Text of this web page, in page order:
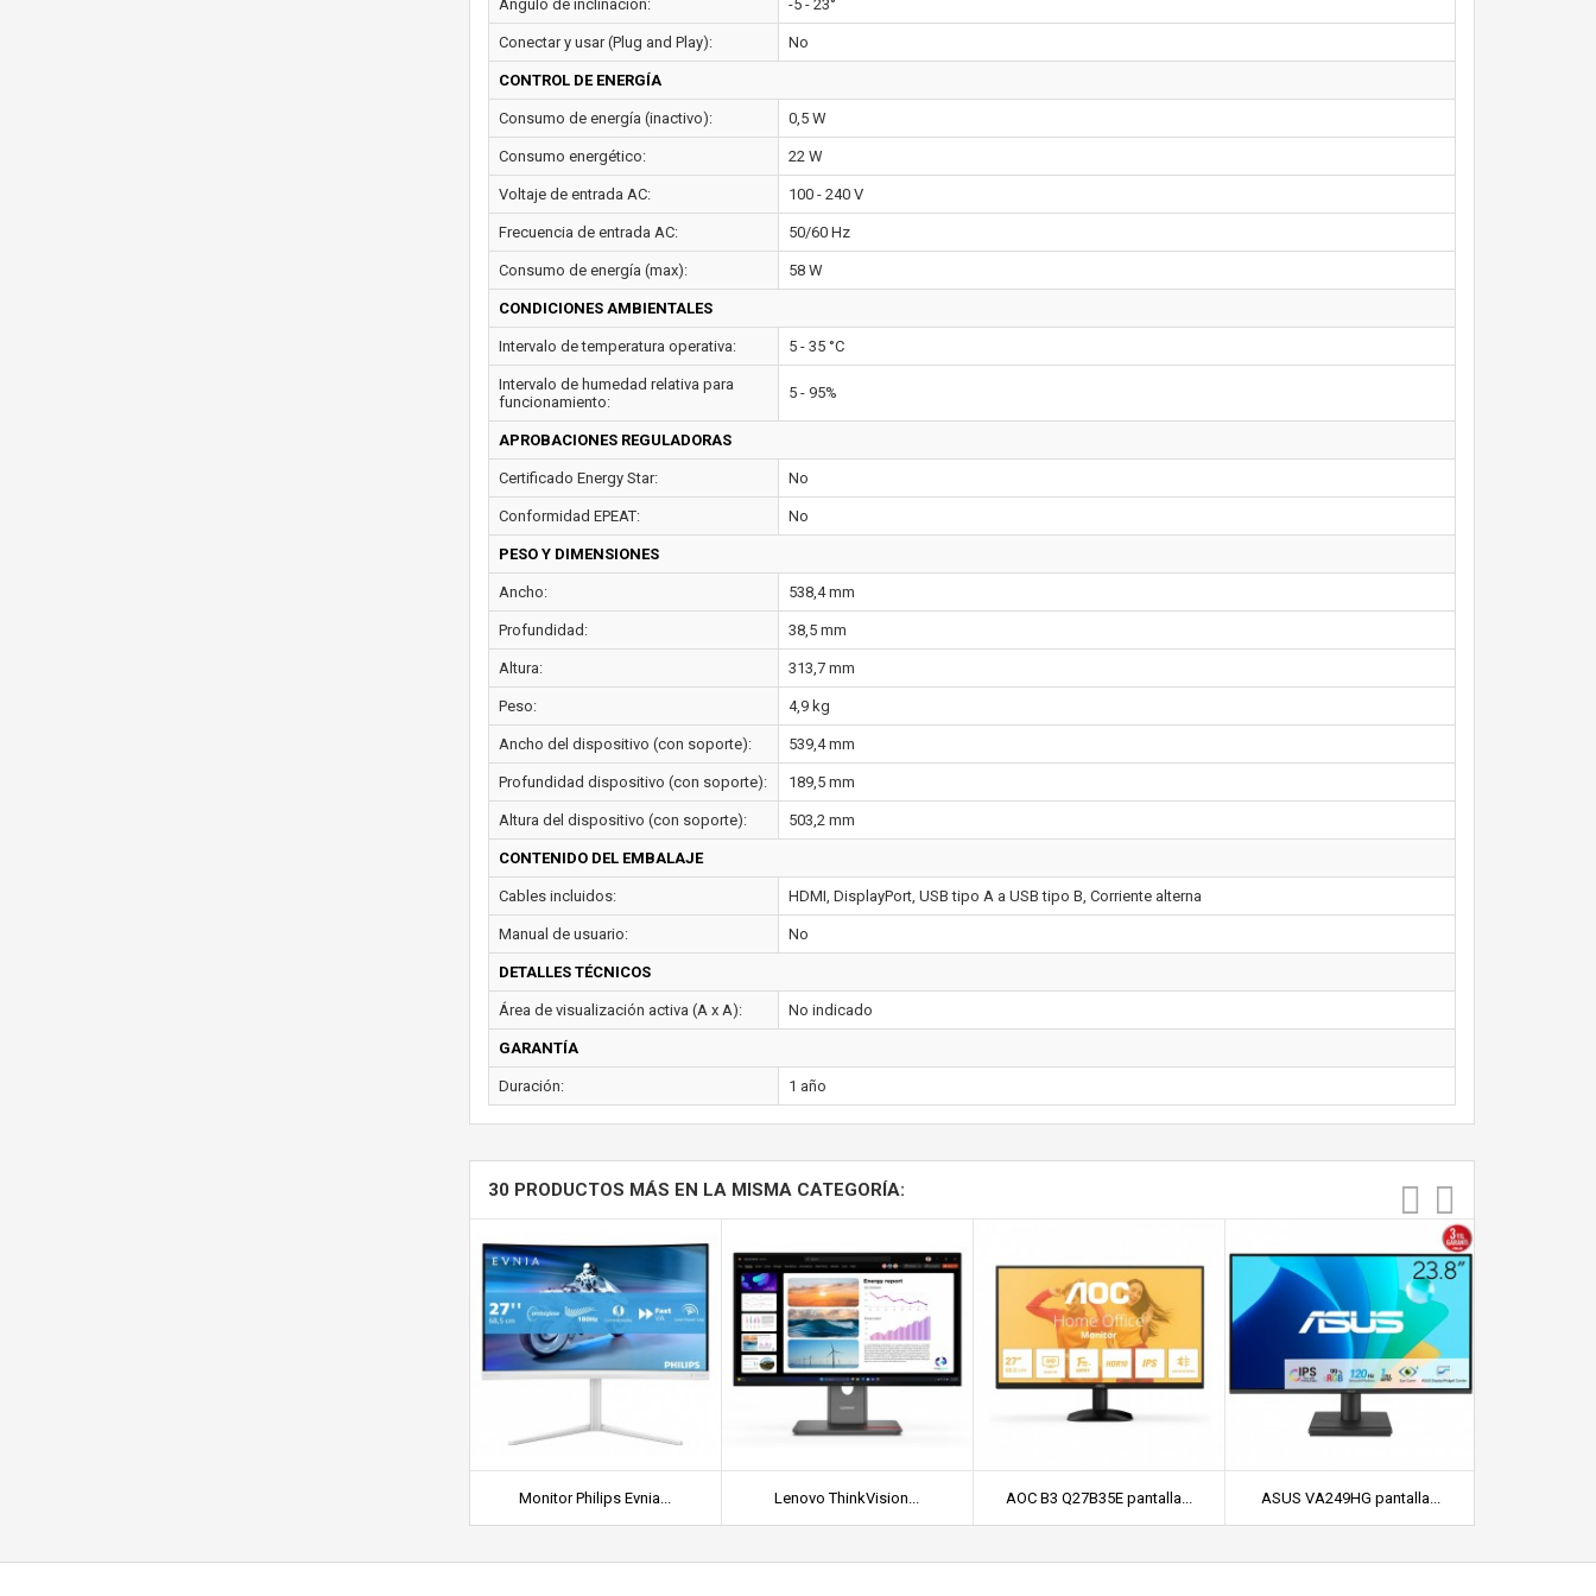
Ángulo de inclinación: -5 - 23°
Conectar y usar (Plug and Play): No
CONTROL DE ENERGÍA
Consumo de energía (inactivo): 0,5 W
Consumo energético: 22 W
Voltaje de entrada AC: 100 - 240 V
Frecuencia de entrada AC: 50/60 Hz
Consumo de energía (max): 58 W
CONDICIONES AMBIENTALES
Intervalo de temperatura operativa: 5 - 35 °C
Intervalo de humedad relativa para
funcionamiento:
5 - 95%
APROBACIONES REGULADORAS
Certificado Energy Star: No
Conformidad EPEAT: No
PESO Y DIMENSIONES
Ancho: 538,4 mm
Profundidad: 38,5 mm
Altura: 313,7 mm
Peso: 4,9 kg
Ancho del dispositivo (con soporte): 539,4 mm
Profundidad dispositivo (con soporte): 189,5 mm
Altura del dispositivo (con soporte): 503,2 mm
CONTENIDO DEL EMBALAJE
Cables incluidos: HDMI, DisplayPort, USB tipo A a USB tipo B, Corriente alterna
Manual de usuario: No
DETALLES TÉCNICOS
Área de visualización activa (A x A): No indicado
GARANTÍA
Duración: 1 año
30 PRODUCTOS MÁS EN LA MISMA CATEGORÍA:
Monitor Philips Evnia... Lenovo ThinkVision... AOC B3 Q27B35E pantalla... ASUS VA249HG pantalla...